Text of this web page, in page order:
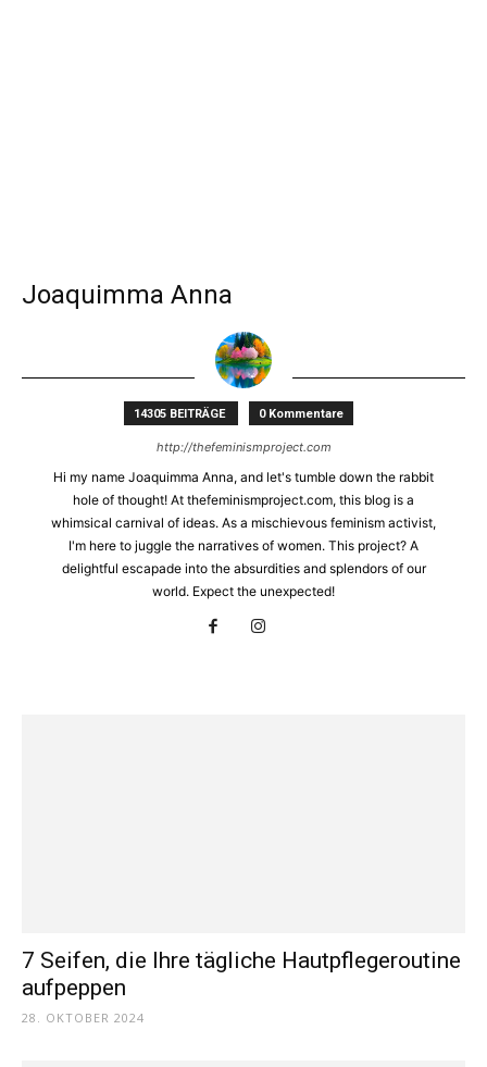
Joaquimma Anna
14305 BEITRÄGE 0 Kommentare
http://thefeminismproject.com
Hi my name Joaquimma Anna, and let's tumble down the rabbit
hole of thought! At thefeminismproject.com, this blog is a
whimsical carnival of ideas. As a mischievous feminism activist,
I'm here to juggle the narratives of women. This project? A
delightful escapade into the absurdities and splendors of our
world. Expect the unexpected!
7 Seifen, die Ihre tägliche Hautpflegeroutine
aufpeppen
28. OKTOBER 2024